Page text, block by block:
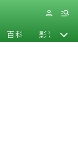
百科 影音